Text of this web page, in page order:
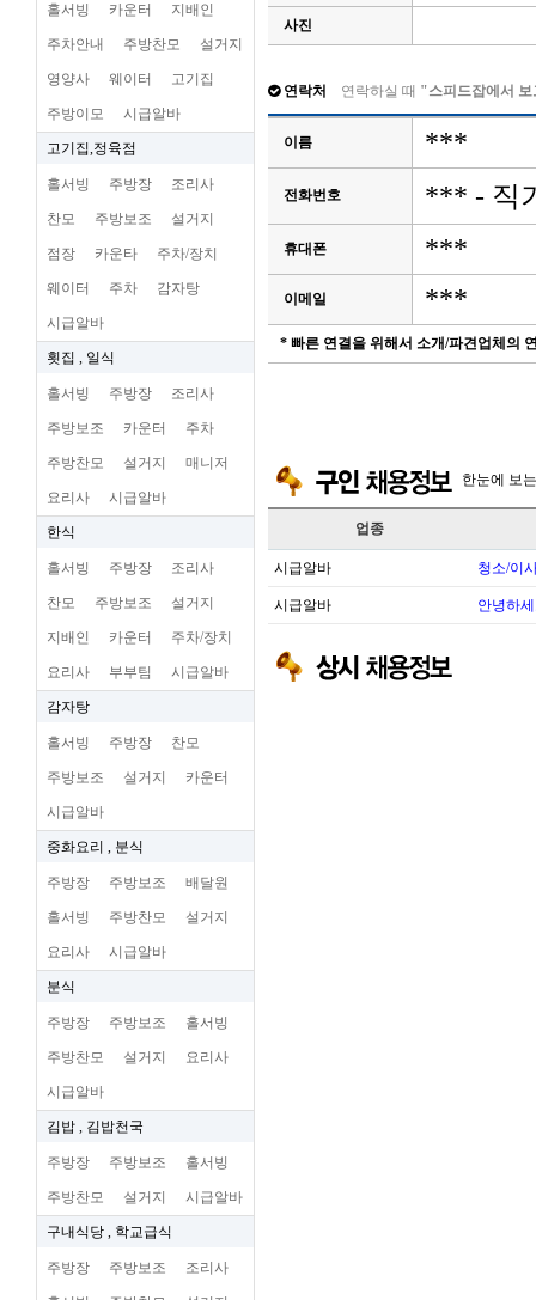
홀서빙 카운터 지배인
주차안내 주방찬모 설거지
영양사 웨이터 고기집
주방이모 시급알바
고기집,정육점
홀서빙 주방장 조리사
찬모 주방보조 설거지
점장 카운타 주차/장치
웨이터 주차 감자탕
시급알바
횟집 , 일식
홀서빙 주방장 조리사
주방보조 카운터 주차
주방찬모 설거지 매니저
요리사 시급알바
한식
홀서빙 주방장 조리사
찬모 주방보조 설거지
지배인 카운터 주차/장치
요리사 부부팀 시급알바
감자탕
홀서빙 주방장 찬모
주방보조 설거지 카운터
시급알바
중화요리 , 분식
주방장 주방보조 배달원
홀서빙 주방찬모 설거지
요리사 시급알바
분식
주방장 주방보조 홀서빙
주방찬모 설거지 요리사
시급알바
김밥 , 김밥천국
주방장 주방보조 홀서빙
주방찬모 설거지 시급알바
구내식당 , 학교급식
주방장 주방보조 조리사
사진
연락처 연락하실 때 "스피드잡에서
이름 ***
전화번호 *** - 직
휴대폰 ***
이메일 ***
* 빠른 연결을 위해서 소개/파견업체의
한눈에 보
업종
시급알바 청소/이
시급알바 안녕하